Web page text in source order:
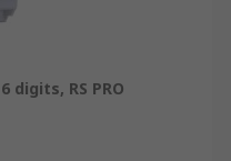
digits, RS PRO